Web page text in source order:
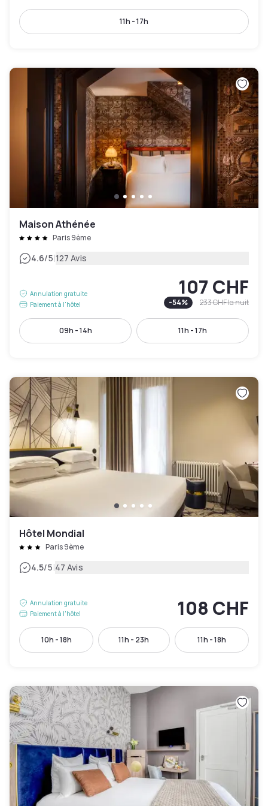
11h - 17h
Maison Athénée
Paris 9ème
4.6/5|127 Avis
Annulation gratuite
Paiement à l'hôtel
107 CHF
-54% 233 CHFla nuit
09h - 14h 11h - 17h
Hôtel Mondial
Paris 9ème
4.5/5|47 Avis
Annulation gratuite
Paiement à l'hôtel
108 CHF
10h - 18h 11h - 23h 11h - 18h